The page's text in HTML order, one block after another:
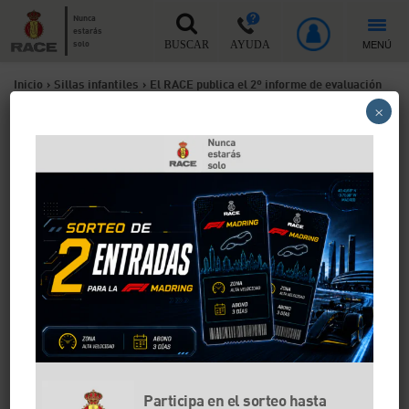
Nunca
estarás
solo
BUSCAR AYUDA MENÚ
Inicio > Sillas infantiles > El RACE publica el 2º informe de evaluación
El RACE publica el 2º
informe de evaluación de
sillas infantiles de 2016
El i-Size avanza en seguridad. El test europeo detecta
graves fallos en un modelo de silla, y se procederá a
Participa en el sorteo hasta
×